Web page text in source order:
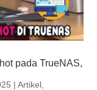
pada TrueNAS,
|Artikel